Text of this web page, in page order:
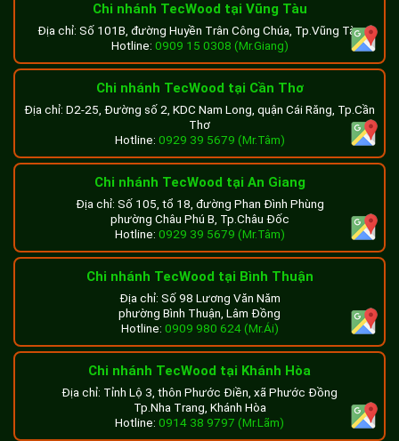
Chi nhánh TecWood tại Vũng Tàu
Địa chỉ: Số 101B, đường Huyền Trân Công Chúa, Tp.Vũng Tàu
Hotline: 0909 15 0308 (Mr.Giang)
Chi nhánh TecWood tại Cần Thơ
Địa chỉ: D2-25, Đường số 2, KDC Nam Long, quận Cái Răng, Tp.Cần
Thơ
Hotline: 0929 39 5679 (Mr.Tâm)
Chi nhánh TecWood tại An Giang
Địa chỉ: Số 105, tổ 18, đường Phan Đình Phùng
phường Châu Phú B, Tp.Châu Đốc
Hotline: 0929 39 5679 (Mr.Tâm)
Chi nhánh TecWood tại Bình Thuận
Địa chỉ: Số 98 Lương Văn Năm
phường Bình Thuận, Lâm Đồng
Hotline: 0909 980 624 (Mr.Ái)
Chi nhánh TecWood tại Khánh Hòa
Địa chỉ: Tỉnh Lộ 3, thôn Phước Điền, xã Phước Đồng
Tp.Nha Trang, Khánh Hòa
Hotline: 0914 38 9797 (Mr.Lãm)